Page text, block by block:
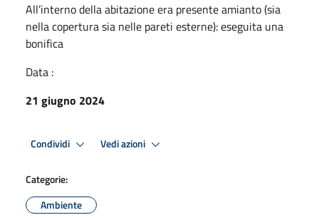
All’interno della abitazione era presente amianto (sia
nella copertura sia nelle pareti esterne): eseguita una
bonifica
Data :
21 giugno 2024
Condividi Vedi azioni
Categorie:
Ambiente